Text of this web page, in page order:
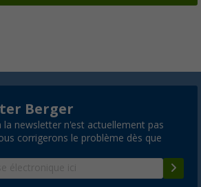
Berger
la newsletter n'est actuellement pas
corrigerons le problème dès que